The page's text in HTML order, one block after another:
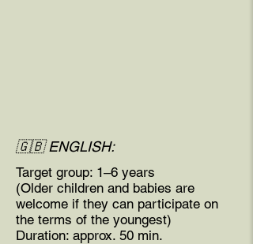
🇬🇧 ENGLISH:
Target group: 1–6 years
(Older children and babies are
welcome if they can participate on
the terms of the youngest)
Duration: approx. 50 min.